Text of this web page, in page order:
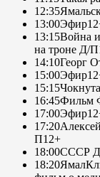
12:35
13:00Эфир
13:15Война
на троне Д/П
14:10Георг
15:00Эфир
15:15
16:45Фильм
17:00Эфир
17:20
П12+
18:00СССР
18:20